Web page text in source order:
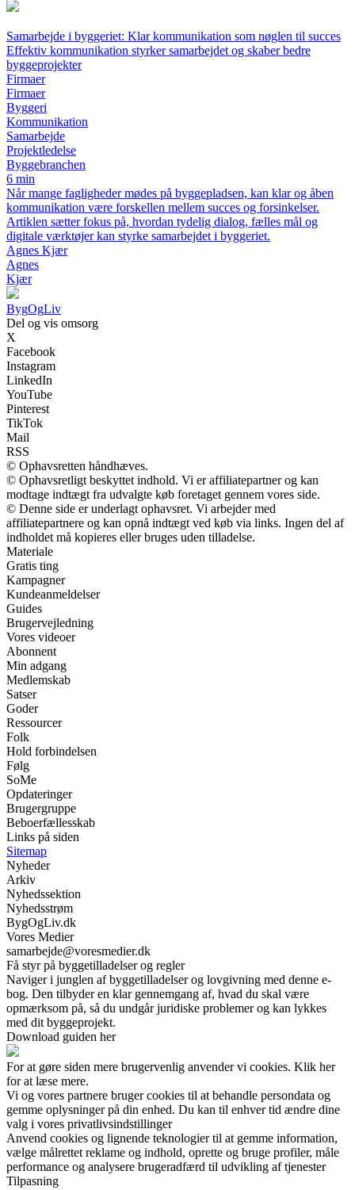
Samarbejde i byggeriet: Klar kommunikation som nøglen til succes
Effektiv kommunikation styrker samarbejdet og skaber bedre
byggeprojekter
Firmaer
Firmaer
Byggeri
Kommunikation
Samarbejde
Projektledelse
Byggebranchen
6 min
Når mange fagligheder mødes på byggepladsen, kan klar og åben
kommunikation være forskellen mellem succes og forsinkelser.
Artiklen sætter fokus på, hvordan tydelig dialog, fælles mål og
digitale værktøjer kan styrke samarbejdet i byggeriet.
Agnes Kjær
Agnes
Kjær
BygOgLiv
Del og vis omsorg
X
Facebook
Instagram
LinkedIn
YouTube
Pinterest
TikTok
Mail
RSS
© Ophavsretten håndhæves.
© Ophavsretligt beskyttet indhold. Vi er affiliatepartner og kan
modtage indtægt fra udvalgte køb foretaget gennem vores side.
© Denne side er underlagt ophavsret. Vi arbejder med
affiliatepartnere og kan opnå indtægt ved køb via links. Ingen del af
indholdet må kopieres eller bruges uden tilladelse.
Materiale
Gratis ting
Kampagner
Kundeanmeldelser
Guides
Brugervejledning
Vores videoer
Abonnent
Min adgang
Medlemskab
Satser
Goder
Ressourcer
Folk
Hold forbindelsen
Følg
SoMe
Opdateringer
Brugergruppe
Beboerfællesskab
Links på siden
Sitemap
Nyheder
Arkiv
Nyhedssektion
Nyhedsstrøm
BygOgLiv.dk
Vores Medier
samarbejde@voresmedier.dk
Få styr på byggetilladelser og regler
Naviger i junglen af byggetilladelser og lovgivning med denne e-
bog. Den tilbyder en klar gennemgang af, hvad du skal være
opmærksom på, så du undgår juridiske problemer og kan lykkes
med dit byggeprojekt.
Download guiden her
For at gøre siden mere brugervenlig anvender vi cookies. Klik her
for at læse mere.
Vi og vores partnere bruger cookies til at behandle persondata og
gemme oplysninger på din enhed. Du kan til enhver tid ændre dine
valg i vores privatlivsindstillinger
Anvend cookies og lignende teknologier til at gemme information,
vælge målrettet reklame og indhold, oprette og bruge profiler, måle
performance og analysere brugeradfærd til udvikling af tjenester
Tilpasning